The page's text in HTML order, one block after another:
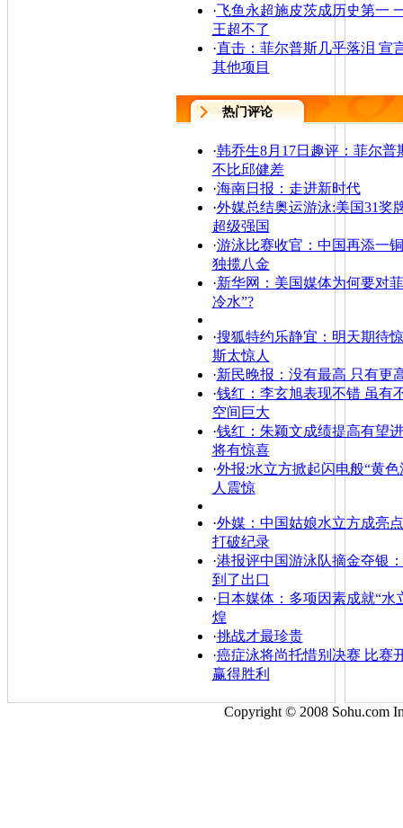
·飞鱼永超施皮茨成历史第一
王超不了
·直击：菲尔普斯几乎落泪 宣
其他项目
热门评论
·韩乔生8月17日趣评：菲尔普
不比邱健差
·海南日报：走进新时代
·外媒总结奥运游泳:美国31奖
超级强国
·游泳比赛收官：中国再添一
独揽八金
·新华网：美国媒体为何要对
冷水”?
·搜狐特约乐静宜：明天期待
斯太惊人
·新民晚报：没有最高 只有更
·钱红：李玄旭表现不错 虽有
空间巨大
·钱红：朱颖文成绩提高有望
将有惊喜
·外报:水立方掀起闪电般“黄色
人震惊
·外媒：中国姑娘水立方成亮
打破纪录
·港报评中国游泳队摘金夺银
到了出口
· 日本媒体：多项因素成就“水
煌
·挑战才最珍贵
·癌症泳将尚托惜别决赛 比赛
赢得胜利
Copyright © 2008 Sohu.com